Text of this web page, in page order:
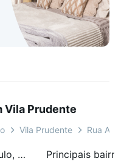
Vila Prudente
Vila Prudente Rua
Principais bairros em São Paulo, SP